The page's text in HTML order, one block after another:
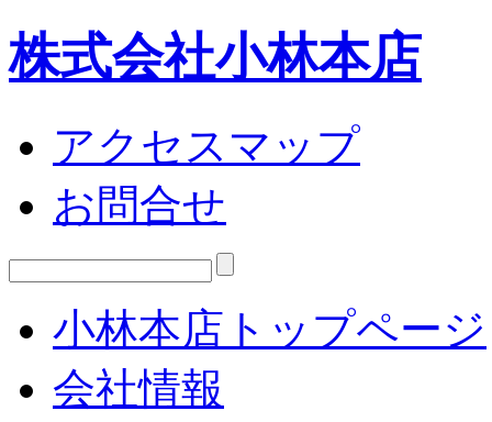
株式会社小林本店
アクセスマップ
お問合せ
小林本店トップページ
会社情報